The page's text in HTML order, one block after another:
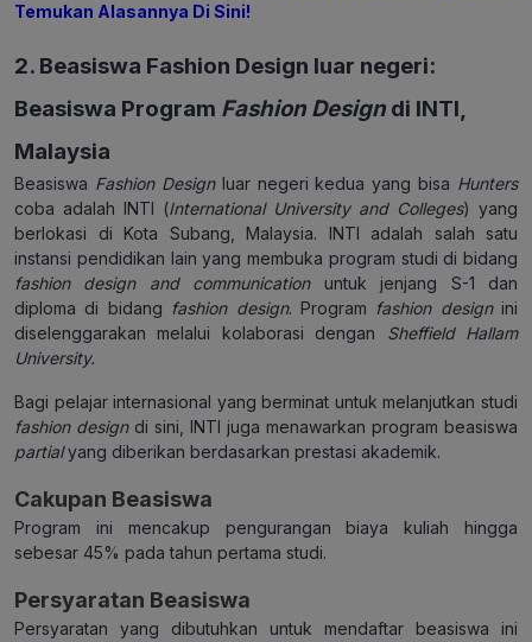
Temukan Alasannya Di Sini!
2. Beasiswa Fashion Design luar negeri:
Beasiswa Program Fashion Design di INTI,
Malaysia
Beasiswa Fashion Designluar negeri kedua yang bisa Hunters
coba adalah INTI (International University and Colleges) yang
berlokasi di Kota Subang, Malaysia. INTI adalah salah satu
instansi pendidikan lain yang membuka program studi di bidang
fashion design and communication untuk jenjang S-1 dan
diploma di bidang fashion design. Program fashion design ini
diselenggarakan melalui kolaborasi dengan Sheffield Hallam
University.
Bagi pelajar internasional yang berminat untuk melanjutkan studi
fashion design di sini, INTI juga menawarkan program beasiswa
partialyang diberikan berdasarkan prestasi akademik.
Cakupan Beasiswa
Program ini mencakup pengurangan biaya kuliah hingga
sebesar 45% pada tahun pertama studi.
Persyaratan Beasiswa
Persyaratan yang dibutuhkan untuk mendaftar beasiswa ini